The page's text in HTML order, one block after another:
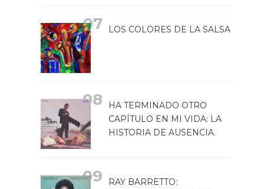
LOS COLORES DE LA SALSA
HA TERMINADO OTRO
CAPÍTULO EN MI VIDA: LA
HISTORIA DE AUSENCIA.
RAY BARRETTO: